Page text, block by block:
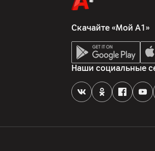
Скачайте «Мой А1»
Наши социальные